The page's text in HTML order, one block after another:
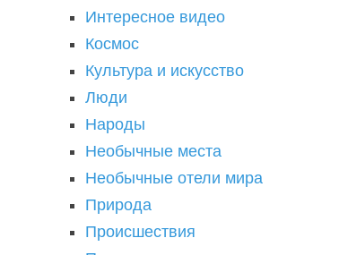
Интересное видео
Космос
Культура и искусство
Люди
Народы
Необычные места
Необычные отели мира
Природа
Происшествия